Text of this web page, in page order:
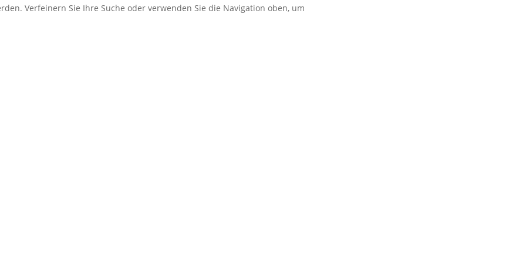
Verfeinern Sie Ihre Suche oder verwenden Sie die Navigation oben, um